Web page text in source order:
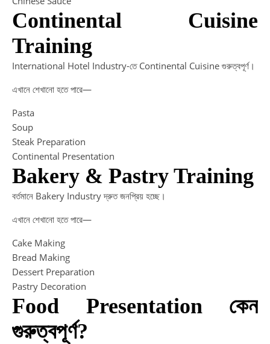
Continental Cuisine
Training
International Hotel Industry-তে Continental Cuisine গুরুত্বপূর্ণ।
এখানে শেখানো হতে পারে—
Pasta
Soup
Steak Preparation
Continental Presentation
Bakery & Pastry Training
বর্তমানে Bakery Industry দ্রুত জনপ্রিয় হচ্ছে।
এখানে শেখানো হতে পারে—
Cake Making
Bread Making
Dessert Preparation
Pastry Decoration
Food Presentation কেন
গুরুত্বপূর্ণ?